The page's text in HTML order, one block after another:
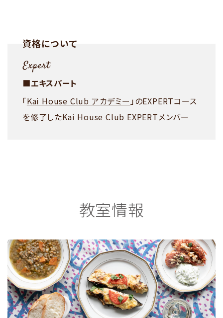
資格について
■エキスパート
「Kai House Club アカデミー」のEXPERTコース
を修了したKai House Club EXPERTメンバー
教室情報